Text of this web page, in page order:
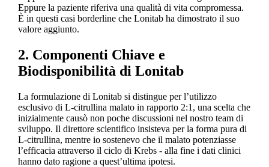
Eppure la paziente riferiva una qualità di vita compromessa.
È in questi casi borderline che Lonitab ha dimostrato il suo
valore aggiunto.
2. Componenti Chiave e
Biodisponibilità di Lonitab
La formulazione di Lonitab si distingue per l’utilizzo
esclusivo di L-citrullina malato in rapporto 2:1, una scelta che
inizialmente causò non poche discussioni nel nostro team di
sviluppo. Il direttore scientifico insisteva per la forma pura di
L-citrullina, mentre io sostenevo che il malato potenziasse
l’efficacia attraverso il ciclo di Krebs - alla fine i dati clinici
hanno dato ragione a quest’ultima ipotesi.